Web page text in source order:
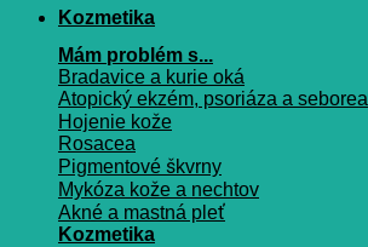
Kozmetika
Mám problém s...
Bradavice a kurie oká
Atopický ekzém, psoriáza a seborea
Hojenie kože
Rosacea
Pigmentové škvrny
Mykóza kože a nechtov
Akné a mastná pleť
Kozmetika